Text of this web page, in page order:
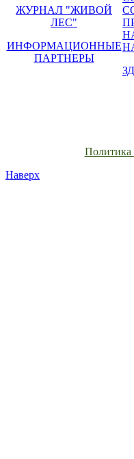
ЖУРНАЛ "ЖИВОЙ
ЛЕС"
ИНФОРМАЦИОННЫЕ
ПАРТНЕРЫ
Политика
Наверх